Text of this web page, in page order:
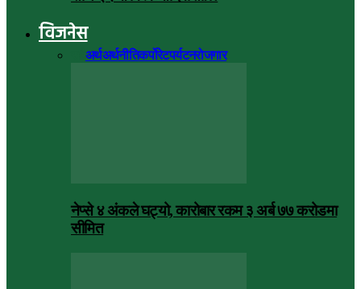
विजनेस
अर्थअर्थनीतिकर्पोरेटपर्यटनरोजगार
नेप्से ४ अंकले घट्यो, कारोबार रकम ३ अर्ब ७७ करोडमा
सीमित